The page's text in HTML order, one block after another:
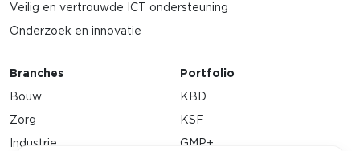
Veilig en vertrouwde ICT ondersteuning
Onderzoek en innovatie
Branches
Bouw
Zorg
Industrie
Portfolio
KBD
KSF
GMP+